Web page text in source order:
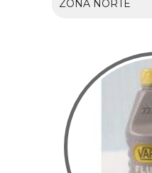
ZONA NORTE